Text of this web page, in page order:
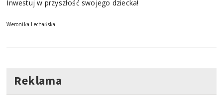
Inwestuj w przyszłość swojego dziecka!
Weronika Lechańska
Reklama